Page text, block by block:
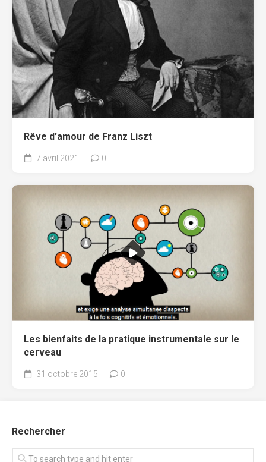
Rêve d’amour de Franz Liszt
7 avril 2021 0
Les bienfaits de la pratique instrumentale sur le
cerveau
31 octobre 2015 0
Rechercher